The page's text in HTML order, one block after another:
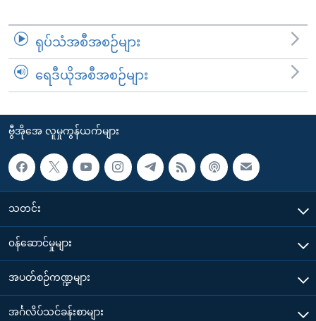
ရုပ်သံအစီအစဉ်များ
ရေဒီယိုအစီအစဉ်များ
ဗွီအိုအေ လူမှုကွန်ယက်များ
သတင်း
၀န်ဆောင်မှုများ
အပတ်စဉ်ကဏ္ဍများ
အင်္ဂလိပ်သင်ခန်းစာများ